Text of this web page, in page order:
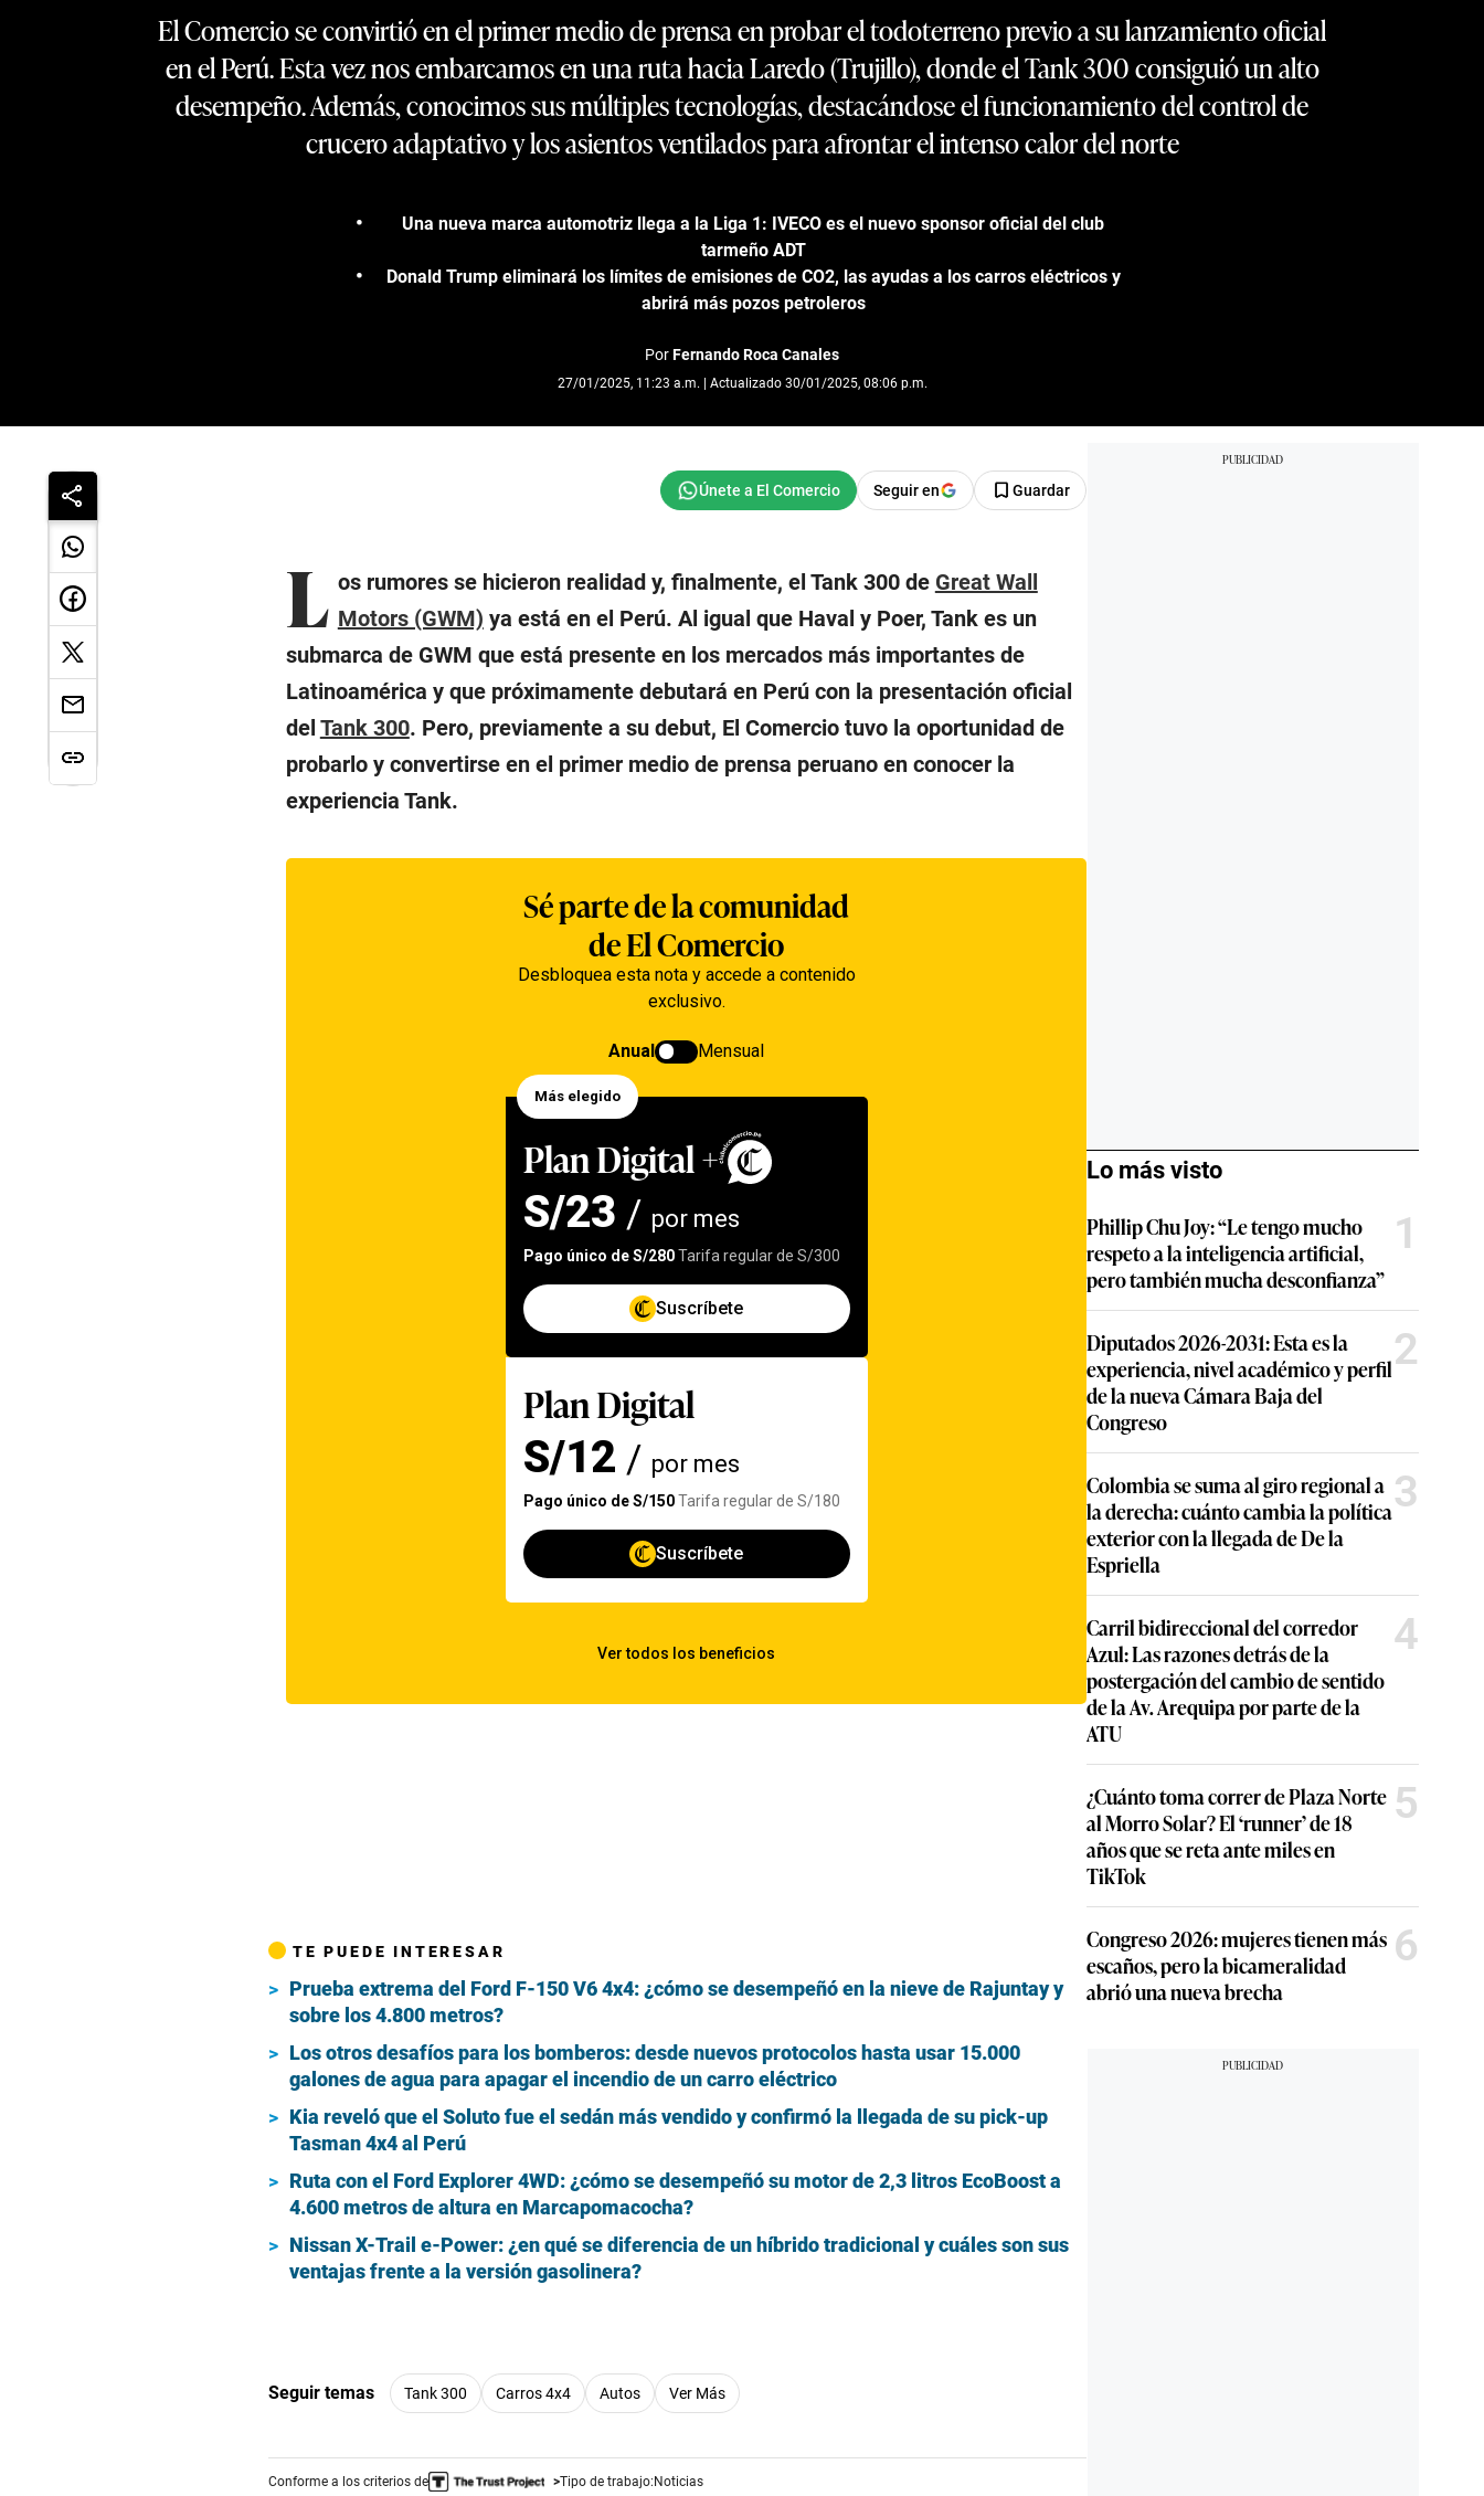
El Comercio se convirtió en el primer medio de prensa en probar el todoterreno previo a su lanzamiento oficial
en el Perú. Esta vez nos embarcamos en una ruta hacia Laredo (Trujillo), donde el Tank 300 consiguió un alto
desempeño. Además, conocimos sus múltiples tecnologías, destacándose el funcionamiento del control de
crucero adaptativo y los asientos ventilados para afrontar el intenso calor del norte
Una nueva marca automotriz llega a la Liga 1: IVECO es el nuevo sponsor oficial del club
tarmeño ADT
Donald Trump eliminará los límites de emisiones de CO2, las ayudas a los carros eléctricos y
abrirá más pozos petroleros
PorFernando Roca Canales
27/01/2025, 11:23 a.m. | Actualizado 30/01/2025, 08:06 p.m.
Seguir en Guardar
L os rumores se hicieron realidad y, finalmente, el Tank 300 de Great Wall
Motors (GWM) ya está en el Perú. Al igual que Haval y Poer, Tank es un
submarca de GWM que está presente en los mercados más importantes de
Latinoamérica y que próximamente debutará en Perú con la presentación oficial
del Tank 300. Pero, previamente a su debut, El Comercio tuvo la oportunidad de
probarlo y convertirse en el primer medio de prensa peruano en conocer la
experiencia Tank.
TE PUEDE INTERESAR
Prueba extrema del Ford F-150 V6 4x4: ¿cómo se desempeñó en la nieve de Rajuntay y
sobre los 4.800 metros?
Los otros desafíos para los bomberos: desde nuevos protocolos hasta usar 15.000
galones de agua para apagar el incendio de un carro eléctrico
Kia reveló que el Soluto fue el sedán más vendido y confirmó la llegada de su pick-up
Tasman 4x4 al Perú
Ruta con el Ford Explorer 4WD: ¿cómo se desempeñó su motor de 2,3 litros EcoBoost a
4.600 metros de altura en Marcapomacocha?
Nissan X-Trail e-Power: ¿en qué se diferencia de un híbrido tradicional y cuáles son sus
ventajas frente a la versión gasolinera?
Seguir temas Tank 300 Carros 4x4 Autos Ver Más
Conforme a los criterios de Tipo de trabajo:Noticias
Lo más visto
Phillip Chu Joy: “Le tengo mucho
respeto a la inteligencia artificial,
pero también mucha desconfianza”
1
Diputados 2026-2031: Esta es la
experiencia, nivel académico y perfil
de la nueva Cámara Baja del
Congreso
2
Colombia se suma al giro regional a
la derecha: cuánto cambia la política
exterior con la llegada de De la
Espriella
3
Carril bidireccional del corredor
Azul: Las razones detrás de la
postergación del cambio de sentido
de la Av. Arequipa por parte de la
ATU
4
¿Cuánto toma correr de Plaza Norte
al Morro Solar? El ‘runner’ de 18
años que se reta ante miles en
TikTok
5
Congreso 2026: mujeres tienen más
escaños, pero la bicameralidad
abrió una nueva brecha
6